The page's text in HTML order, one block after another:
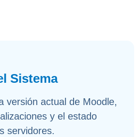
Sistema
versión actual de Moodle,
y el estado
servidores.